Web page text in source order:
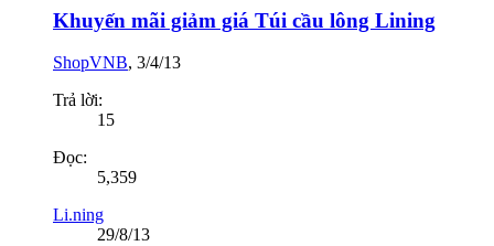
Khuyến mãi giảm giá Túi cầu lông Lining
ShopVNB, 3/4/13
Trả lời:
15
Đọc:
5,359
Li.ning
29/8/13